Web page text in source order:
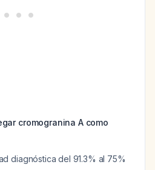
cromogranina A como
diagnóstica del 91.3% al 75%